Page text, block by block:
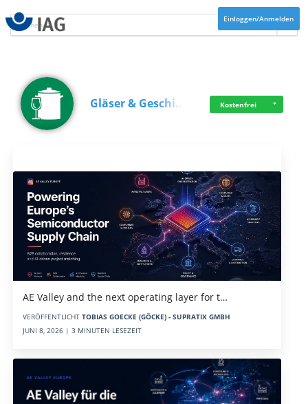
Einloggen/Anmelden
Gläser & Geschi… Kostenfrei
AE Valley and the next operating layer for t…
VERÖFFENTLICHT TOBIAS GOECKE (GÖCKE) - SUPRATIX GMBH
JUNI 8, 2026 | 3 MINUTEN LESEZEIT